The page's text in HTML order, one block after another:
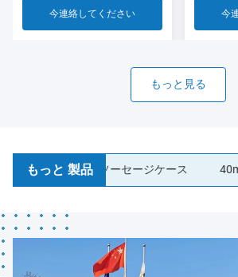
今連絡してください 今
もっと見る
もっと 製品
コラーゲンソーセージケース 40mm 幅